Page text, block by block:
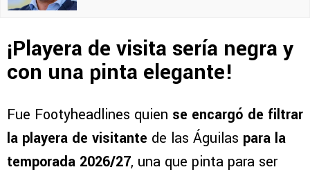
¡Playera de visita sería negra y
con una pinta elegante!
Fue Footyheadlines quien se encargó de filtrar
la playera de visitante de las Águilas para la
temporada 2026/27, una que pinta para ser